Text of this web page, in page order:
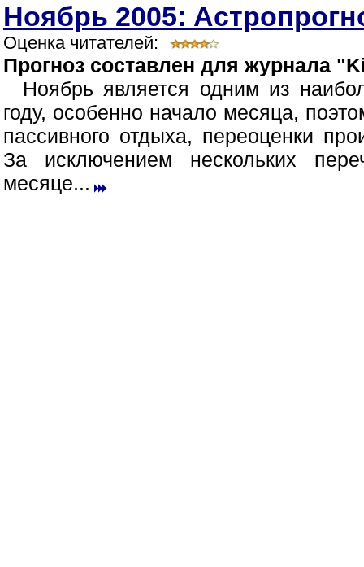
Ноябрь 2005:
Оценка читателей:
Прогноз составлен для журнала
Ноябрь является одним из
году, особенно начало месяца,
пассивного отдыха, переоценки
За исключением нескольких
месяце...